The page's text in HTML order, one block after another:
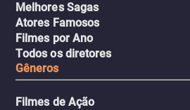
Melhores Sagas
Atores Famosos
Filmes por Ano
Todos os diretores
Gêneros
Filmes de Ação